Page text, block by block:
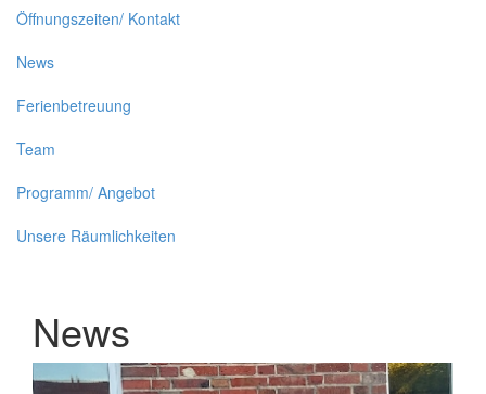
Öffnungszeiten/ Kontakt
News
Ferienbetreuung
Team
Programm/ Angebot
Unsere Räumlichkeiten
News